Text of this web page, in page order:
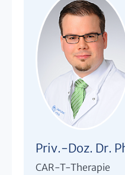
Priv.-Doz. Dr.
CAR-T-Therapie